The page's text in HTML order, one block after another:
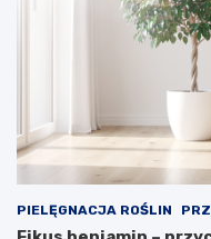
PIELĘGNACJA ROŚLIN